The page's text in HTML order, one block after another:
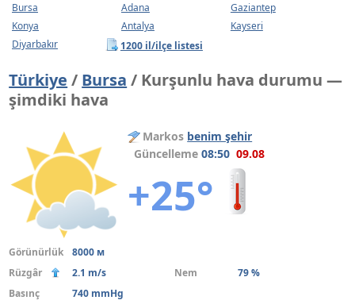
Bursa
Adana
Gaziantep
Konya
Antalya
Kayseri
Diyarbakır
1200 il/ilçe listesi
Türkiye / Bursa / Kurşunlu hava durumu —
şimdiki hava
Markos benim şehir
Güncelleme08:50 09.08
+25°
Görünürlük
8000 м
Rüzgâr
2.1 m/s Nem
79 %
Basınç
740 mmHg